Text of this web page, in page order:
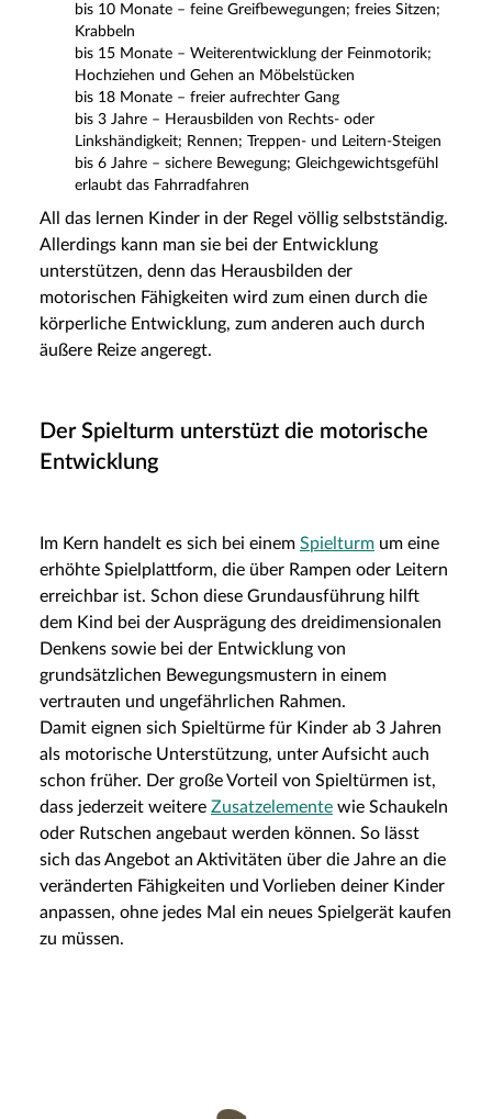
bis 10 Monate – feine Greifbewegungen; freies Sitzen;
Krabbeln
bis 15 Monate – Weiterentwicklung der Feinmotorik;
Hochziehen und Gehen an Möbelstücken
bis 18 Monate – freier aufrechter Gang
bis 3 Jahre – Herausbilden von Rechts- oder
Linkshändigkeit; Rennen; Treppen- und Leitern-Steigen
bis 6 Jahre – sichere Bewegung; Gleichgewichtsgefühl
erlaubt das Fahrradfahren
All das lernen Kinder in der Regel völlig selbstständig.
Allerdings kann man sie bei der Entwicklung
unterstützen, denn das Herausbilden der
motorischen Fähigkeiten wird zum einen durch die
körperliche Entwicklung, zum anderen auch durch
äußere Reize angeregt.
Der Spielturm unterstüzt die motorische
Entwicklung
Im Kern handelt es sich bei einem Spielturm um eine
erhöhte Spielplattform, die über Rampen oder Leitern
erreichbar ist. Schon diese Grundausführung hilft
dem Kind bei der Ausprägung des dreidimensionalen
Denkens sowie bei der Entwicklung von
grundsätzlichen Bewegungsmustern in einem
vertrauten und ungefährlichen Rahmen.
Damit eignen sich Spieltürme für Kinder ab 3 Jahren
als motorische Unterstützung, unter Aufsicht auch
schon früher. Der große Vorteil von Spieltürmen ist,
dass jederzeit weitere Zusatzelemente wie Schaukeln
oder Rutschen angebaut werden können. So lässt
sich das Angebot an Aktivitäten über die Jahre an die
veränderten Fähigkeiten und Vorlieben deiner Kinder
anpassen, ohne jedes Mal ein neues Spielgerät kaufen
zu müssen.